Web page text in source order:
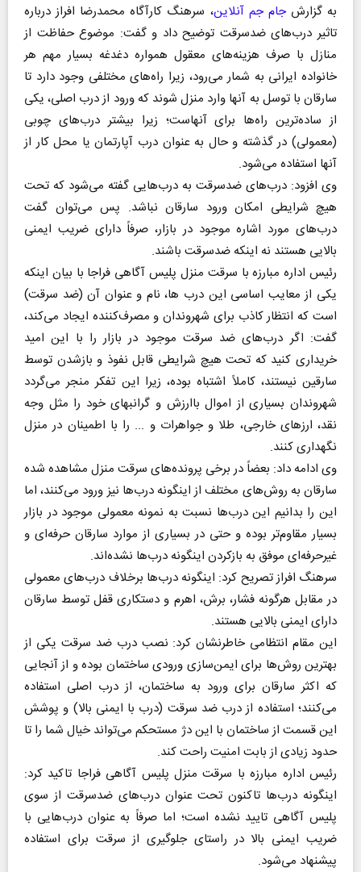
به گزارشجام جم آنلاین، سرهنگ کارآگاه محمدرضا افراز درباره
تاثیر درب‌های ضدسرقت توضیح داد و گفت: موضوع حفاظت از
منازل با صرف هزینه‌های معقول همواره دغدغه بسیار مهم هر
خانواده ایرانی به شمار می‌رود، زیرا راه‌های مختلفی وجود دارد تا
سارقان با توسل به آنها وارد منزل شوند که ورود از درب اصلی، یکی
از ساده‌ترین راه‌ها برای آنهاست؛ زیرا بیشتر درب‌های چوبی
(معمولی) در گذشته و حال به عنوان درب آپارتمان یا محل کار از
آنها استفاده می‌شود.
وی افزود: درب‌های ضدسرقت به درب‌هایی گفته می‌شود که تحت
هیچ شرایطی امکان ورود سارقان نباشد. پس می‌توان گفت
درب‌های مورد اشاره موجود در بازار، صرفاً دارای ضریب ایمنی
بالایی هستند نه اینکه ضدسرقت باشند.
رئیس اداره مبارزه با سرقت منزل پلیس آگاهی فراجا با بیان اینکه
یکی از معایب اساسی این درب ها، نام و عنوان آن (ضد سرقت)
است که انتظار کاذب برای شهروندان و مصرف‌کننده ایجاد می‌کند،
گفت: اگر درب‌های ضد سرقت موجود در بازار را با این امید
خریداری کنید که تحت هیچ شرایطی قابل نفوذ و بازشدن توسط
سارقین نیستند، کاملاً اشتباه بوده، زیرا این تفکر منجر می‌گردد
شهروندان بسیاری از اموال باارزش و گرانبهای خود را مثل وجه
نقد، ارز‌های خارجی، طلا و جواهرات و ... را با اطمینان در منزل
نگهداری کنند.
وی ادامه داد: بعضاً در برخی پرونده‌های سرقت منزل مشاهده شده
سارقان به روش‌های مختلف از اینگونه درب‌ها نیز ورود می‌کنند، اما
این را بدانیم این درب‌ها نسبت به نمونه معمولی موجود در بازار
بسیار مقاوم‌تر بوده و حتی در بسیاری از موارد سارقان حرفه‌ای و
غیرحرفه‌ای موفق به بازکردن اینگونه درب‌ها نشده‌اند.
سرهنگ افراز تصریح کرد: اینگونه درب‌ها برخلاف درب‌های معمولی
در مقابل هرگونه فشار، برش، اهرم و دستکاری قفل توسط سارقان
دارای ایمنی بالایی هستند.
این مقام انتظامی خاطرنشان کرد: نصب درب ضد سرقت یکی از
بهترین روش‌ها برای ایمن‌سازی ورودی ساختمان بوده و از آنجایی
که اکثر سارقان برای ورود به ساختمان، از درب اصلی استفاده
می‌کنند؛ استفاده از درب ضد سرقت (درب با ایمنی بالا) و پوشش
این قسمت از ساختمان با این دژ مستحکم می‌تواند خیال شما را تا
حدود زیادی از بابت امنیت راحت کند.
رئیس اداره مبارزه با سرقت منزل پلیس آگاهی فراجا تاکید کرد:
اینگونه درب‌ها تاکنون تحت عنوان درب‌های ضدسرقت از سوی
پلیس آگاهی تایید نشده است؛ اما صرفاً به عنوان درب‌هایی با
ضریب ایمنی بالا در راستای جلوگیری از سرقت برای استفاده
پیشنهاد می‌شود.